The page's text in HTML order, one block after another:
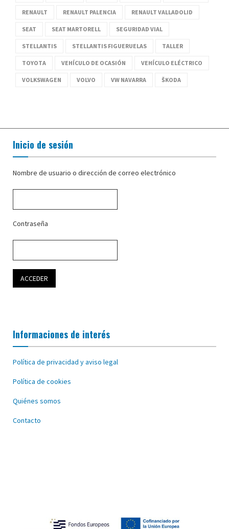
RENAULT RENAULT PALENCIA RENAULT VALLADOLID
SEAT SEAT MARTORELL SEGURIDAD VIAL
STELLANTIS STELLANTIS FIGUERUELAS TALLER
TOYOTA VEHÍCULO DE OCASIÓN VEHÍCULO ELÉCTRICO
VOLKSWAGEN VOLVO VW NAVARRA ŠKODA
Inicio de sesión
Nombre de usuario o dirección de correo electrónico
Contraseña
Informaciones de interés
Política de privacidad y aviso legal
Política de cookies
Quiénes somos
Contacto